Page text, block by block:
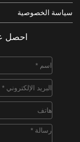
سياسة الخصوصية
احصل